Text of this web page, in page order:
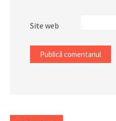
Site web